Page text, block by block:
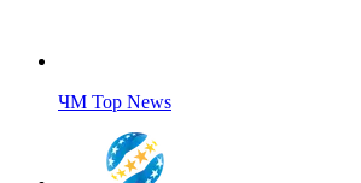
ЧМ Top News